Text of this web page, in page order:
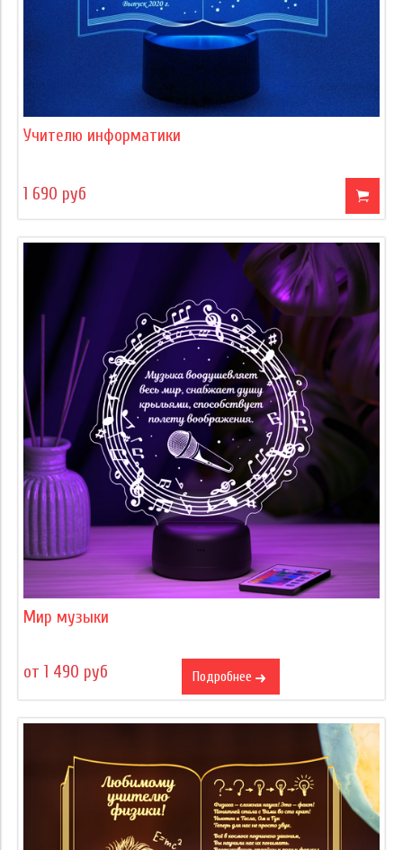
Учителю информатики
1 690 руб
Мир музыки
от 1 490 руб Подробнее